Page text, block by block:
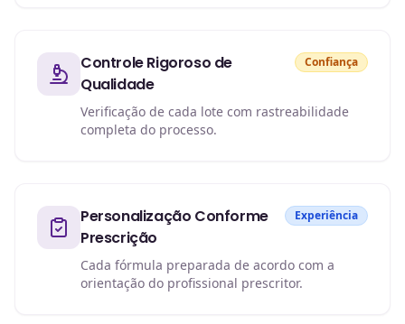
Controle Rigoroso de
Qualidade
Confiança
Verificação de cada lote com rastreabilidade
completa do processo.
Personalização Conforme
Prescrição
Experiência
Cada fórmula preparada de acordo com a
orientação do profissional prescritor.